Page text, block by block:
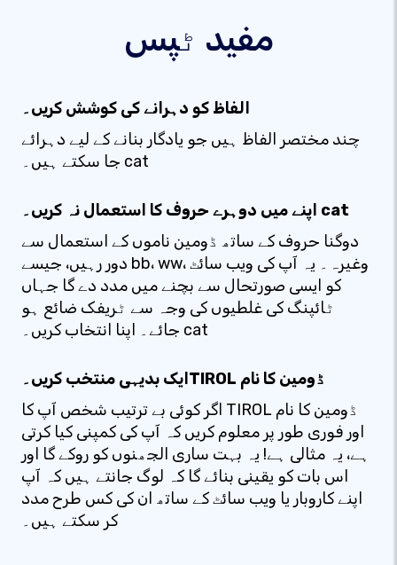
مفید ٹپس
الفاظ کو دہرانے کی کوشش کریں۔
چند مختصر الفاظ ہیں جو یادگار بنانے کے لیے دہرائے
جا سکتے ہیں۔ cat
اپنے میں دوہرے حروف کا استعمال نہ کریں۔ cat
دوگنا حروف کے ساتھ ڈومین ناموں کے استعمال سے
دور رہیں، جیسے bb، ww، وغیرہ۔ یہ آپ کی ویب سائٹ
کو ایسی صورتحال سے بچنے میں مدد دے گا جہاں
ٹائپنگ کی غلطیوں کی وجہ سے ٹریفک ضائع ہو
جائے۔ اپنا انتخاب کریں۔ cat
ایک بدیہی منتخب کریں۔TIROL ڈومین کا نام
اگر کوئی بے ترتیب شخص آپ کا TIROL ڈومین کا نام
اور فوری طور پر معلوم کریں کہ آپ کی کمپنی کیا کرتی
ہے، یہ مثالی ہے! یہ بہت ساری الجھنوں کو روکے گا اور
اس بات کو یقینی بنائے گا کہ لوگ جانتے ہیں کہ آپ
اپنے کاروبار یا ویب سائٹ کے ساتھ ان کی کس طرح مدد
کر سکتے ہیں۔